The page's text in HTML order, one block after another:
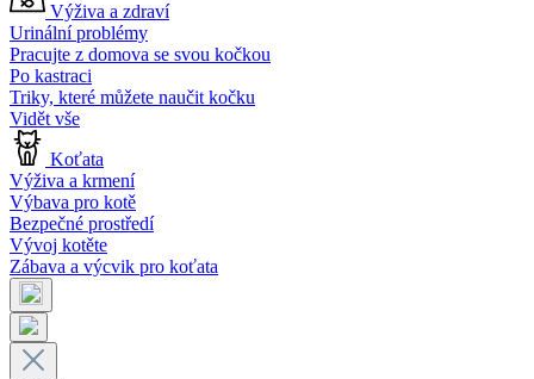
Výživa a zdraví
Urinální problémy
Pracujte z domova se svou kočkou
Po kastraci
Triky, které můžete naučit kočku
Vidět vše
Koťata
Výživa a krmení
Výbava pro kotě
Bezpečné prostředí
Vývoj kotěte
Zábava a výcvik pro koťata